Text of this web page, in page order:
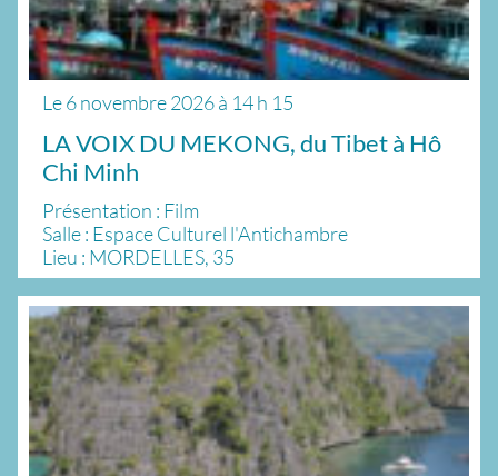
Le6 novembre 2026à 14 h 15
LA VOIX DU MEKONG, du Tibet à Hô
Chi Minh
Présentation : Film
Salle : Espace Culturel l'Antichambre
Lieu : MORDELLES, 35